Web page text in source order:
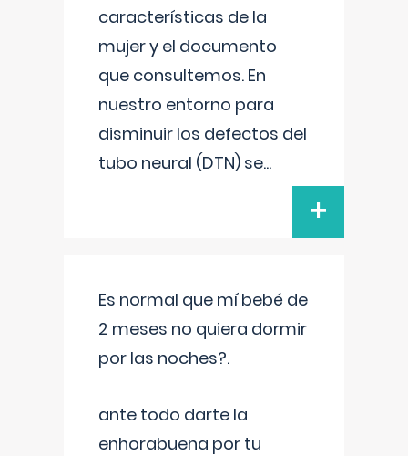
características de la
mujer y el documento
que consultemos. En
nuestro entorno para
disminuir los defectos del
tubo neural (DTN) se...
+
Es normal que mí bebé de
2 meses no quiera dormir
por las noches?.
ante todo darte la
enhorabuena por tu